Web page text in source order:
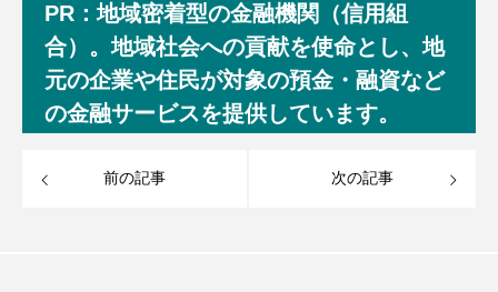
PR：地域密着型の金融機関（信用組
合）。地域社会への貢献を使命とし、地
元の企業や住民が対象の預金・融資など
の金融サービスを提供しています。
前の記事 次の記事